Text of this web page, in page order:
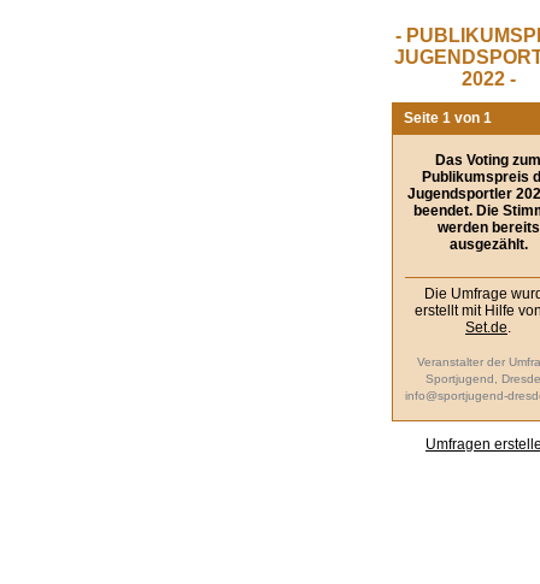
-
2022 -
Seite 1 von 1
Das Voting zum
Publikumspreis
Jugendsportler
beendet. Die
werden bereits
ausgezählt.
Die Umfrage
erstellt mit Hilfe
Set.de.
Veranstalter der
Sportjugend,
info@sportjugend-
Umfragen